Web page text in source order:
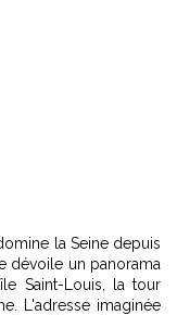
la Seine depuis
dévoile un panorama
Saint-Louis, la tour
L'adresse imaginée